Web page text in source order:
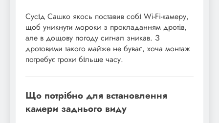
Сусід Сашко якось поставив собі Wi-Fi-камеру,
щоб уникнути мороки з прокладанням дротів,
але в дощову погоду сигнал зникав. З
дротовими такого майже не буває, хоча монтаж
потребує трохи більше часу.
Що потрібно для встановлення
камери заднього виду